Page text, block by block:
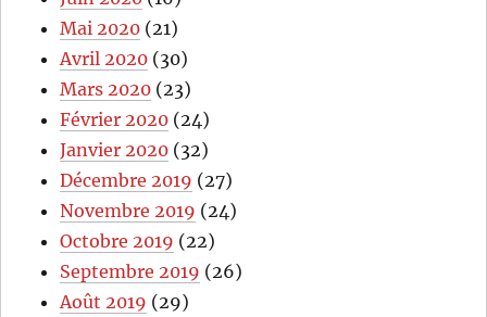
Mai 2020 (21)
Avril 2020 (30)
Mars 2020 (23)
Février 2020 (24)
Janvier 2020 (32)
Décembre 2019 (27)
Novembre 2019 (24)
Octobre 2019 (22)
Septembre 2019 (26)
Août 2019 (29)